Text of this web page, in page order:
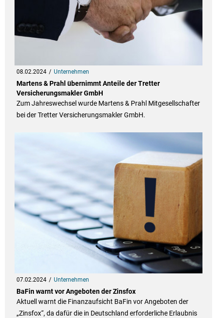
08.02.2024 Unternehmen
Martens & Prahl übernimmt Anteile der Tretter
Versicherungsmakler GmbH
Zum Jahreswechsel wurde Martens & Prahl Mitgesellschafter
bei der Tretter Versicherungsmakler GmbH.
07.02.2024 Unternehmen
BaFin warnt vor Angeboten der Zinsfox
Aktuell warnt die Finanzaufsicht BaFin vor Angeboten der
„Zinsfox“, da dafür die in Deutschland erforderliche Erlaubnis